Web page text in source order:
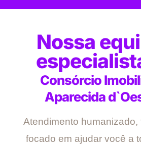
Nossa
Consórcio
Aparecida
Atendimento humanizado,
focado em ajudar você a